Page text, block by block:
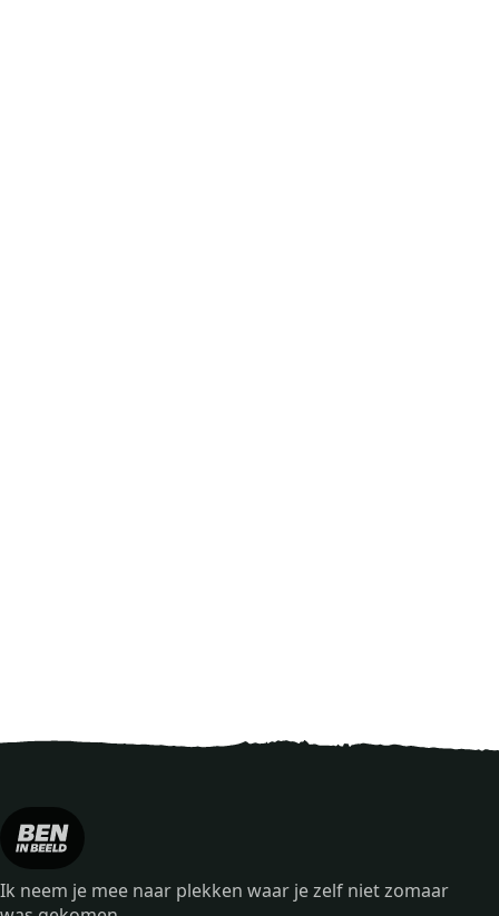
Ik neem je mee naar plekken waar je zelf niet zomaar